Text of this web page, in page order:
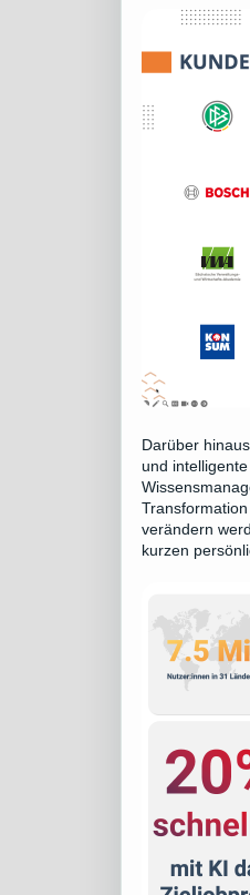
Darüber
und
verändern
kurzen